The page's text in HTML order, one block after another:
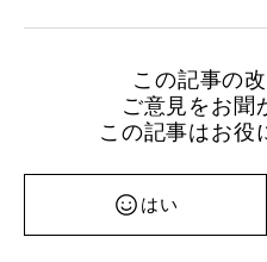
この記事の
ご意見をお聞
この記事はお役
はい